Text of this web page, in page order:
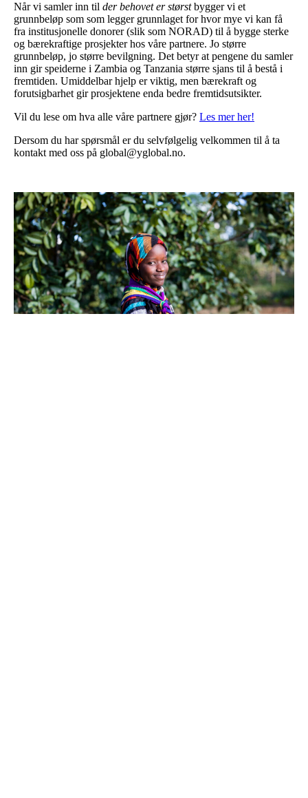
Når vi samler inn til der behovet er størstbygger vi et
grunnbeløp som som legger grunnlaget for hvor mye vi kan få
fra institusjonelle donorer (slik som NORAD) til å bygge sterke
og bærekraftige prosjekter hos våre partnere. Jo større
grunnbeløp, jo større bevilgning. Det betyr at pengene du samler
inn gir speiderne i Zambia og Tanzania større sjans til å bestå i
fremtiden. Umiddelbar hjelp er viktig, men bærekraft og
forutsigbarhet gir prosjektene enda bedre fremtidsutsikter.
Vil du lese om hva alle våre partnere gjør? Les mer her!
Dersom du har spørsmål er du selvfølgelig velkommen til å ta
kontakt med oss på global@yglobal.no.